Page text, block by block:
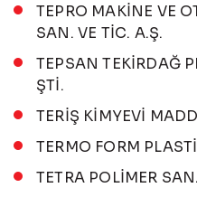
TEPRO MAKİNE VE
SAN. VE TİC. A.Ş.
TEPSAN TEKİRDAĞ
ŞTİ.
TERİŞ KİMYEVİ
TERMO FORM
TETRA POLİMER